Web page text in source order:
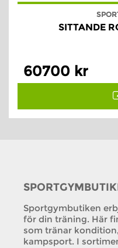
SITTANDE
60700 kr
Sportgymbutiken
för din träning. Här
som tränar
kampsport. I